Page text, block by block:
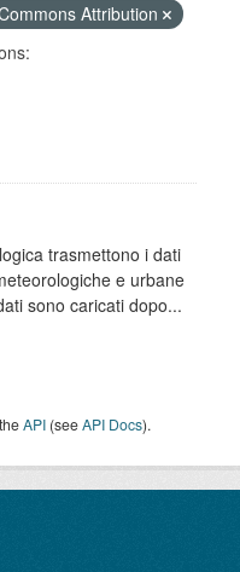
Attribution
trasmettono i dati
e urbane
sono caricati dopo...
API (seeAPI Docs).